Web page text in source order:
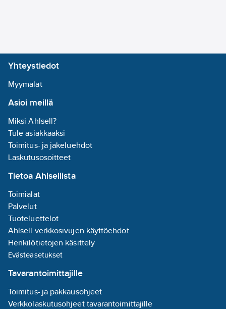
Yhteystiedot
Myymälät
Asioi meillä
Miksi Ahlsell?
Tule asiakkaaksi
Toimitus- ja jakeluehdot
Laskutusosoitteet
Tietoa Ahlsellista
Toimialat
Palvelut
Tuoteluettelot
Ahlsell verkkosivujen käyttöehdot
Henkilötietojen käsittely
Evästeasetukset
Tavarantoimittajille
Toimitus- ja pakkausohjeet
Verkkolaskutusohjeet tavarantoimittajille